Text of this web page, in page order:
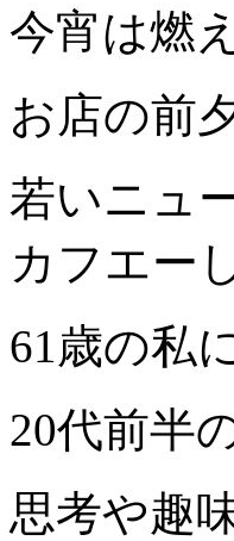
今宵は燃
お店の前
若いニュ
カフエー
61歳の私
20代前半
思考や趣